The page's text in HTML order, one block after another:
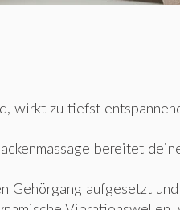
wirkt zu tiefst
bereitet
Gehörgang aufgesetzt